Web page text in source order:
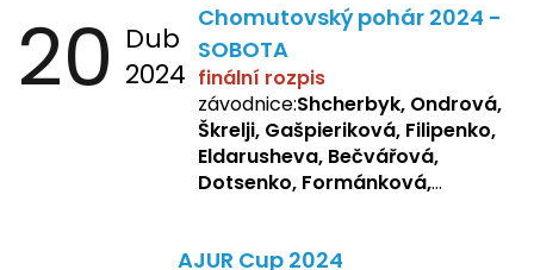
20 Dub
2024
Chomutovský pohár 2024 -
SOBOTA
finální rozpis
závodnice:Shcherbyk, Ondrová,
Škrelji, Gašpieriková, Filipenko,
Eldarusheva, Bečvářová,
Dotsenko, Formánková,
Žbánková, Sochorová
AJUR Cup 2024